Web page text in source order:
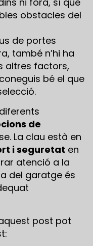
obstacles del
de portes
també n’hi ha
altres factors,
bé el que
de
La clau està en
i seguretat en
atenció a la
del garatge és
post pot